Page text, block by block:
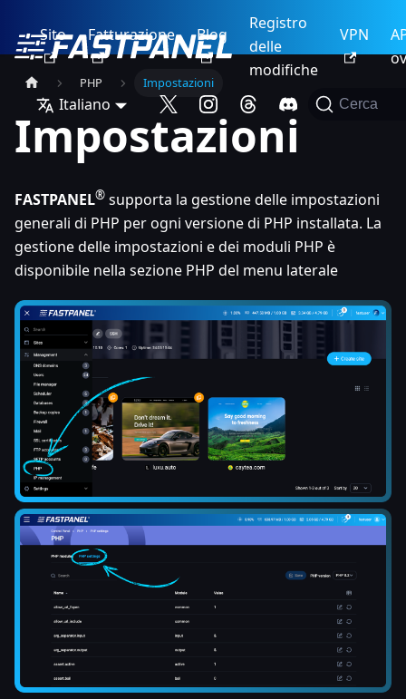
Sito Fatturazione Blog
Registro
delle
modifiche
VPN
Italiano Cerca
PHP Impostazioni
Impostazioni
FASTPANEL® supporta la gestione delle impostazioni
generali di PHP per ogni versione di PHP installata. La
gestione delle impostazioni e dei moduli PHP è
disponibile nella sezione PHP del menu laterale